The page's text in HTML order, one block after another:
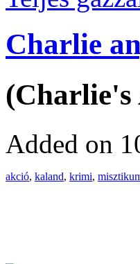
Charlie
(Charlie's
Added on
akció, kaland, krimi,